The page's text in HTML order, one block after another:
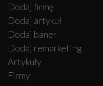
Dodaj firmę
Dodaj artykuł
Dodaj baner
Dodaj remarketing
Artykuły
Firmy